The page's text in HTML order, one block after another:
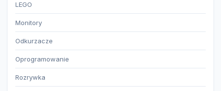
LEGO
Monitory
Odkurzacze
Oprogramowanie
Rozrywka